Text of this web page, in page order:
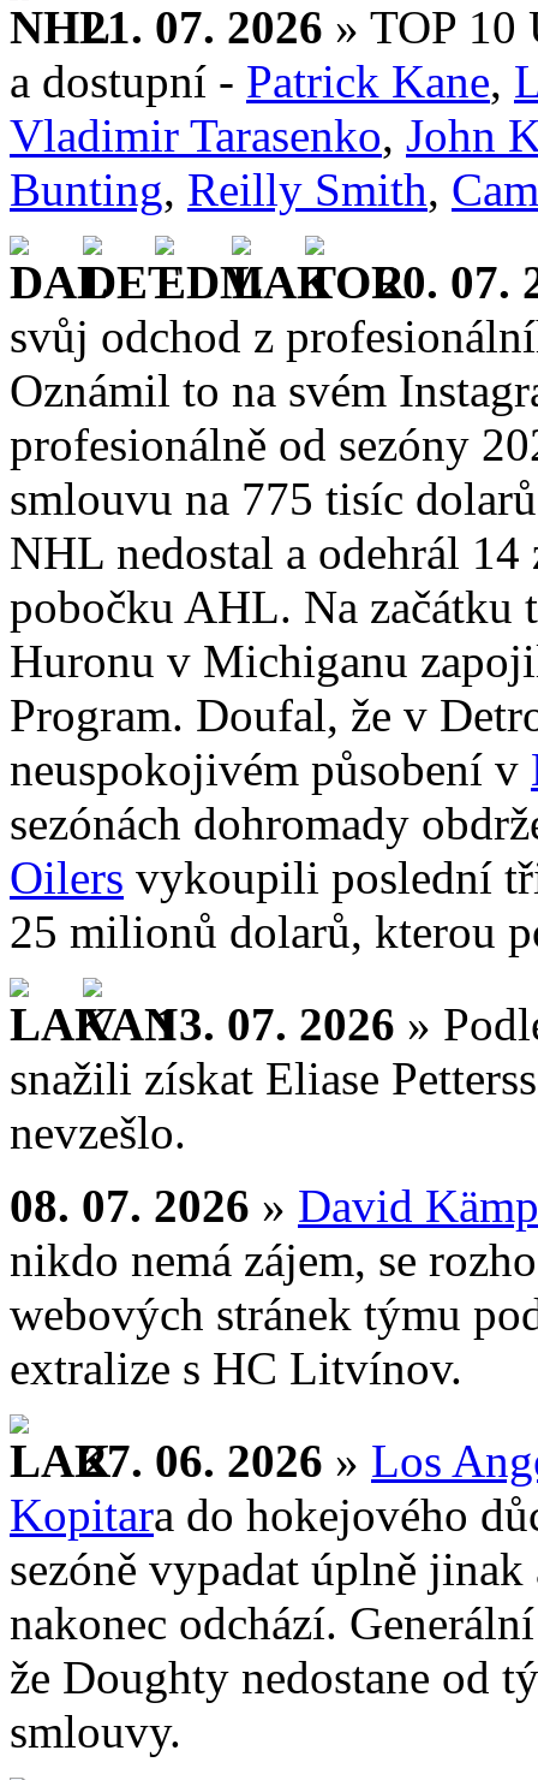
21. 07. 2026 » TOP 10
a dostupní - Patrick Kane,
Vladimir Tarasenko, John
Bunting, Reilly Smith,
20. 07.
svůj odchod z
Oznámil to na svém
profesionálně od sezóny
smlouvu na 775 tisíc
NHL nedostal a odehrál
pobočku AHL. Na začátku
Huronu v Michiganu
Program. Doufal, že v
neuspokojivém působení v
sezónách dohromady
Oilers vykoupili poslední
25 milionů dolarů, kterou
13. 07. 2026 »
snažili získat Eliase
nevzešlo.
08. 07. 2026 » David
nikdo nemá zájem, se
webových stránek týmu
extralize s HC Litvínov.
27. 06. 2026 » Los
Kopitara do hokejového
sezóně vypadat úplně
nakonec odchází.
že Doughty nedostane od
smlouvy.